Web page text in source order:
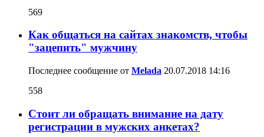
569
Как общаться на сайтах знакомств, чтобы
"зацепить" мужчину
Последнее сообщение от Melada 20.07.2018 14:16
558
Стоит ли обращать внимание на дату
регистрации в мужских анкетах?